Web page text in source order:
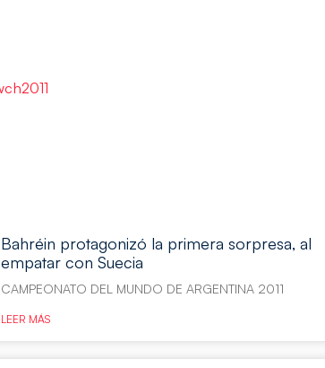
Bahréin protagonizó la primera sorpresa, al
empatar con Suecia
CAMPEONATO DEL MUNDO DE ARGENTINA 2011
LEER MÁS